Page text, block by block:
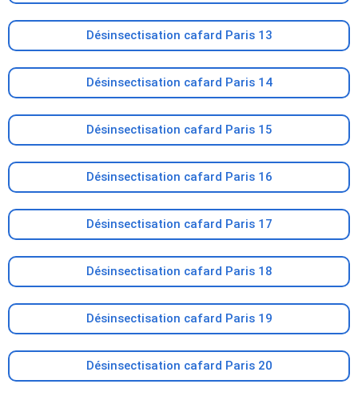
Désinsectisation cafard Paris 13
Désinsectisation cafard Paris 14
Désinsectisation cafard Paris 15
Désinsectisation cafard Paris 16
Désinsectisation cafard Paris 17
Désinsectisation cafard Paris 18
Désinsectisation cafard Paris 19
Désinsectisation cafard Paris 20